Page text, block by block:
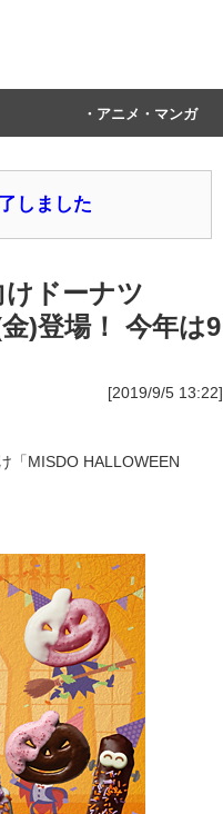
アニメ・マンガ
しました
ドーナツ
)登場！ 今年は9
[2019/9/5 13:22]
「MISDO HALLOWEEN